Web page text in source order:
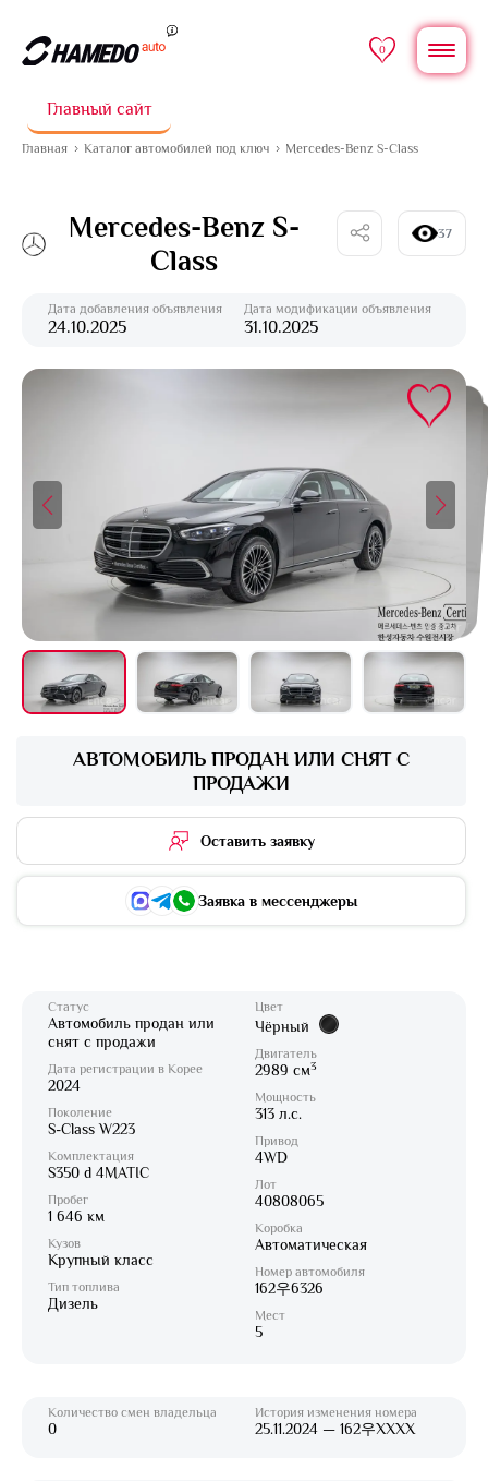
0
Главный сайт
Главная Каталог автомобилей под ключ Mercedes-Benz S-Class
Mercedes-Benz S-
Class
37
Дата добавления объявления
24.10.2025
Дата модификации объявления
31.10.2025
АВТОМОБИЛЬ ПРОДАН ИЛИ СНЯТ С
ПРОДАЖИ
Оставить заявку
Заявка в мессенджеры
Статус
Автомобиль продан или
снят с продажи
Дата регистрации в Корее
2024
Поколение
S-Class W223
Комплектация
S350 d 4MATIC
Пробег
1 646 км
Кузов
Крупный класс
Тип топлива
Дизель
Цвет
Чёрный
Двигатель
2989 см3
Мощность
313 л.с.
Привод
4WD
Лот
40808065
Коробка
Автоматическая
Номер автомобиля
162우6326
Мест
5
Количество смен владельца
0
История изменения номера
25.11.2024 — 162우XXXX